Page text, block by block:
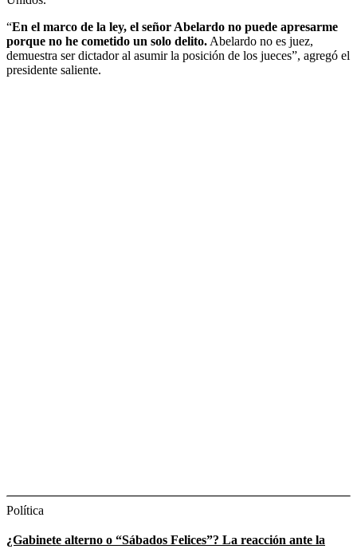
“En el marco de la ley, el señor Abelardo no puede apresarme
porque no he cometido un solo delito. Abelardo no es juez,
demuestra ser dictador al asumir la posición de los jueces”, agregó el
presidente saliente.
Política
¿Gabinete alterno o “Sábados Felices”? La reacción ante la